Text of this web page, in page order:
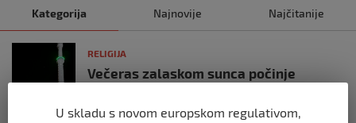
Kategorija Najnovije Najčitanije
RELIGIJA
Večeras zalaskom sunca počinje
ramazan
prije 1 godina
U skladu s novom europskom regulativom,